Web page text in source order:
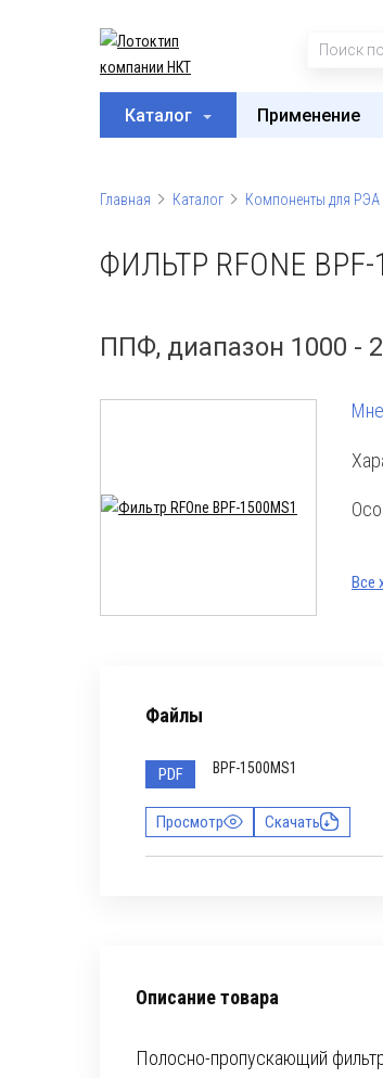
Каталог Применение
Главная Каталог Компоненты для РЭА
ФИЛЬТР RFONE BPF-
ППФ, диапазон 1000 -
Все
Файлы
PDF BPF-1500MS1
Просмотр Скачать
Описание товара
Полосно-пропускающий фильтр